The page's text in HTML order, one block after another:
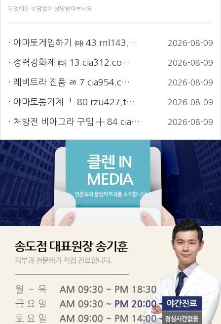
무엇이든 부담없이 상담받아보세요
야마토게임하기 ㈒ 43.rnl143.… 2026-08-09
정력강화제 ㈙ 13.cia312.co… 2026-08-09
레비트라 진품 ㅀ 7.cia954.c… 2026-08-09
야마토통기계 ┖ 80.rzu427.t… 2026-08-09
처방전 비아그라 구입 ╋ 84.cia… 2026-08-09